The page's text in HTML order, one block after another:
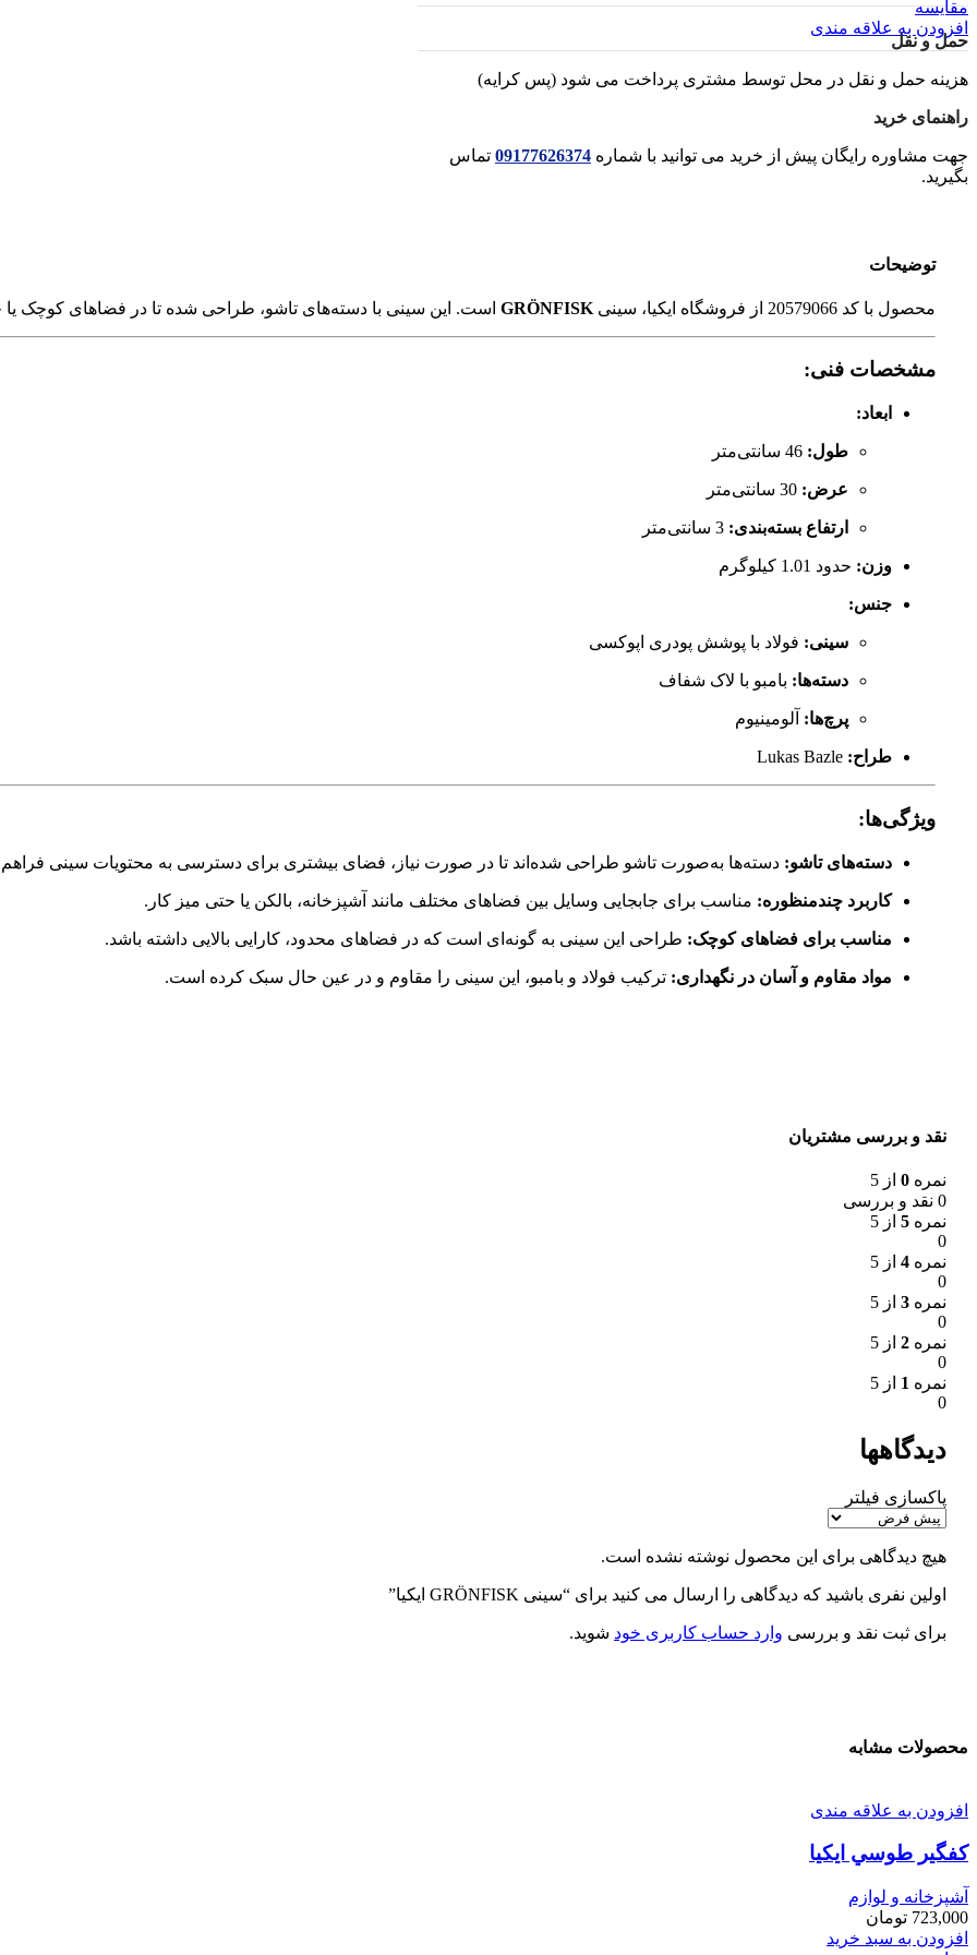
مقایسه
افزودن به علاقه مندی
حمل و نقل
هزینه حمل و نقل در محل توسط مشتری پرداخت می شود (پس کرایه)
راهنمای خرید
جهت مشاوره رایگان پیش از خرید می توانید با شماره 09177626374 تماس
بگیرید.
توضیحات
محصول با کد 20579066 از فروشگاه ایکیا، سینی GRÖNFISK است. این سینی با دسته‌های تاشو، طراحی شده تا در فضاهای کوچک یا
مشخصات فنی:
ابعاد:
طول: 46 سانتی‌متر
عرض: 30 سانتی‌متر
ارتفاع بسته‌بندی: 3 سانتی‌متر
وزن: حدود 1.01 کیلوگرم
جنس:
سینی: فولاد با پوشش پودری اپوکسی
دسته‌ها: بامبو با لاک شفاف
پرچ‌ها: آلومینیوم
طراح: Lukas Bazle
ویژگی‌ها:
دسته‌های تاشو: دسته‌ها به‌صورت تاشو طراحی شده‌اند تا در صورت نیاز، فضای بیشتری برای دسترسی به محتویات سینی
کاربرد چندمنظوره: مناسب برای جابجایی وسایل بین فضاهای مختلف مانند آشپزخانه، بالکن یا حتی میز کار.
مناسب برای فضاهای کوچک: طراحی این سینی به گونه‌ای است که در فضاهای محدود، کارایی بالایی داشته باشد.
مواد مقاوم و آسان در نگهداری: ترکیب فولاد و بامبو، این سینی را مقاوم و در عین حال سبک کرده است.
نقد و بررسی مشتریان
نمره 0 از 5
0 نقد و بررسی
نمره 5 از 5
0
نمره 4 از 5
0
نمره 3 از 5
0
نمره 2 از 5
0
نمره 1 از 5
0
دیدگاهها
پاکسازی فیلتر
هیچ دیدگاهی برای این محصول نوشته نشده است.
اولین نفری باشید که دیدگاهی را ارسال می کنید برای “سینی GRÖNFISK ایکیا”
برای ثبت نقد و بررسی وارد حساب کاربری خود شوید.
محصولات مشابه
افزودن به علاقه مندی
كفگير طوسي ايكيا
آشپزخانه و لوازم
723,000 تومان
افزودن به سبد خرید